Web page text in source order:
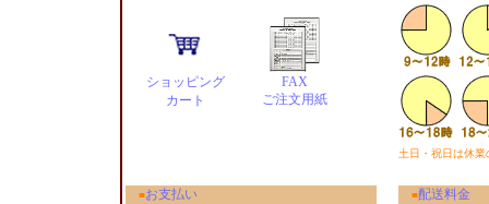
ショッピング
カート
FAX
ご注文用紙
土日・祝日は休
■お支払い
■配送料金